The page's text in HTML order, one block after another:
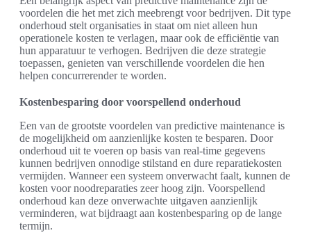
voordelen die het met zich meebrengt voor bedrijven. Dit type
onderhoud stelt organisaties in staat om niet alleen hun
operationele kosten te verlagen, maar ook de efficiëntie van
hun apparatuur te verhogen. Bedrijven die deze strategie
toepassen, genieten van verschillende voordelen die hen
helpen concurrerender te worden.
Kostenbesparing door voorspellend onderhoud
Een van de grootste voordelen van predictive maintenance is
de mogelijkheid om aanzienlijke kosten te besparen. Door
onderhoud uit te voeren op basis van real-time gegevens
kunnen bedrijven onnodige stilstand en dure reparatiekosten
vermijden. Wanneer een systeem onverwacht faalt, kunnen de
kosten voor noodreparaties zeer hoog zijn. Voorspellend
onderhoud kan deze onverwachte uitgaven aanzienlijk
verminderen, wat bijdraagt aan kostenbesparing op de lange
termijn.